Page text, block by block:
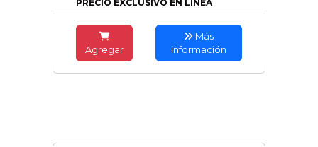
PRECIO EXCLUSIVO EN LÍNEA
Agregar
Más
información